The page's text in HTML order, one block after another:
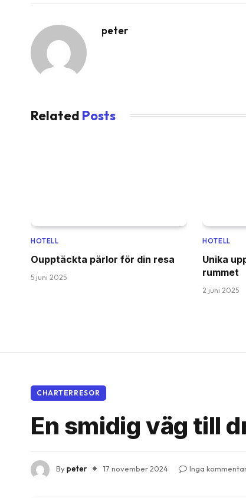
peter
Related Posts
HOTELL
Oupptäckta pärlor för din resa
5 juni 2025
HOTELL
Unika
rummet
2 juni 2025
CHARTERRESOR
En smidig väg till
Bypeter 17 november 2024 Inga